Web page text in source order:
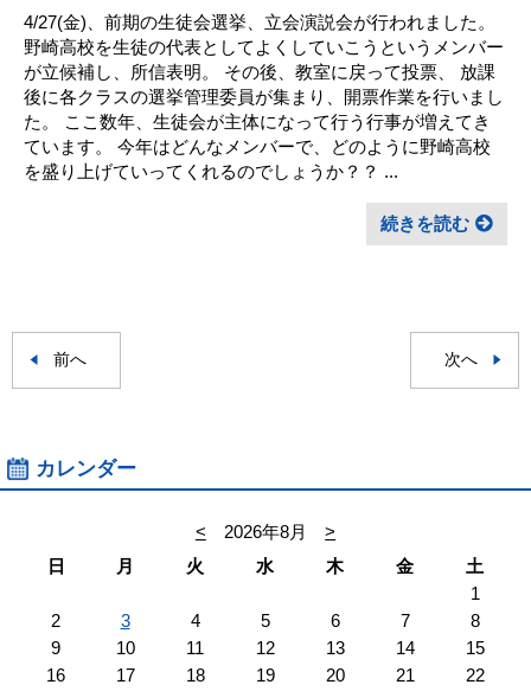
4/27(金)、前期の生徒会選挙、立会演説会が行われました。
野崎高校を生徒の代表としてよくしていこうというメンバー
が立候補し、所信表明。 その後、教室に戻って投票、 放課
後に各クラスの選挙管理委員が集まり、開票作業を行いまし
た。 ここ数年、生徒会が主体になって行う行事が増えてき
ています。 今年はどんなメンバーで、どのように野崎高校
を盛り上げていってくれるのでしょうか？？ ...
続きを読む
前へ 次へ
カレンダー
< 2026年8月
>
日
月 火 水 木 金
土
1
2
3 4 5 6 7
8
9
10 11 12 13 14
15
16
17 18 19 20 21
22